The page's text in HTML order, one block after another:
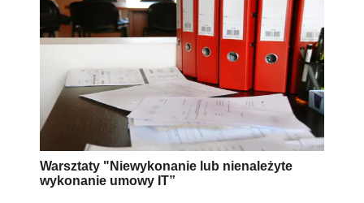
Warsztaty "Niewykonanie lub nienależyte
wykonanie umowy IT”